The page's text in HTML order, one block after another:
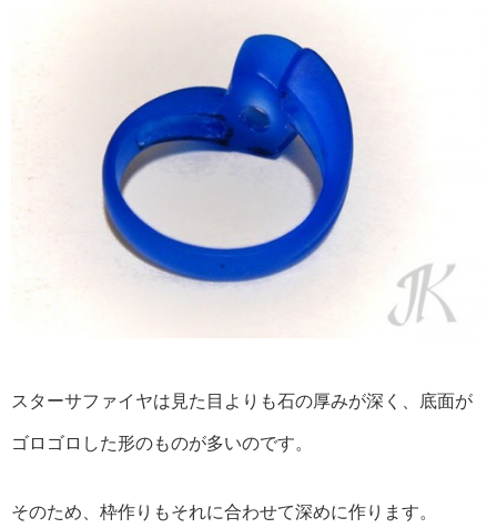
スターサファイヤは見た目よりも石の厚みが深く、底面が
ゴロゴロした形のものが多いのです。
そのため、枠作りもそれに合わせて深めに作ります。